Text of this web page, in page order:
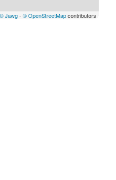
© Jawg- © OpenStreetMapcontributors